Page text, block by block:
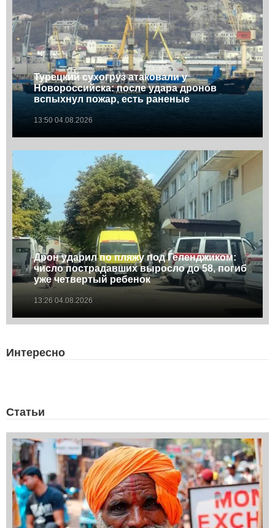
Турецкий сухогруз атаковали у
Новороссийска: после удара дронов
вспыхнул пожар, есть раненые
13:50 04.08.2026
Дрон ударил по пляжу под Геленджиком:
число пострадавших выросло до 58, погиб
уже четвертый ребенок
13:26 04.08.2026
Интересно
Статьи